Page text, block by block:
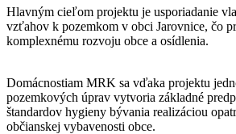
Hlavným cieľom projektu je usporiadanie
vzťahov k pozemkom v obci Jarovnice, čo
komplexnému rozvoju obce a osídlenia.
Domácnostiam MRK sa vďaka projektu
pozemkových úprav vytvoria základné
štandardov hygieny bývania realizáciou
občianskej vybavenosti obce.